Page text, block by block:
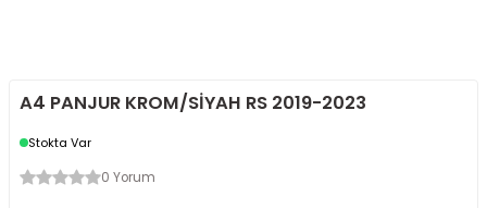
A4 PANJUR KROM/SİYAH RS 2019-2023
Stokta Var
0 Yorum